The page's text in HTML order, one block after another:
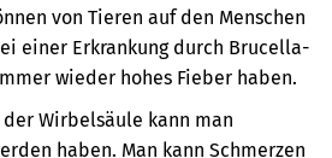
von Tieren auf den Menschen
einer Erkrankung durch Brucella-
wieder hohes Fieber haben.
Wirbelsäule kann man
haben. Man kann Schmerzen